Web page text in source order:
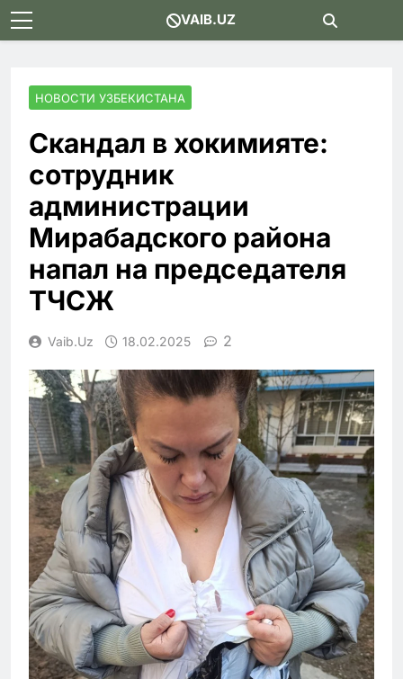
Skip
to
VAIB.UZ
НОВОСТИ УЗБЕКИСТАНА
Скандал в хокимияте:
сотрудник
администрации
Мирабадского района
напал на председателя
ТЧСЖ
Vaib.uz 18.02.2025 2